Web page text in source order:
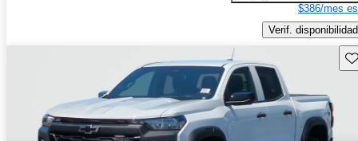
$386/mes
Verif. disponibilidad